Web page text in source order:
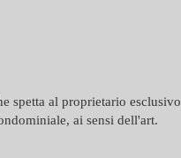
spetta al proprietario esclusivo
ai sensi dell'art.